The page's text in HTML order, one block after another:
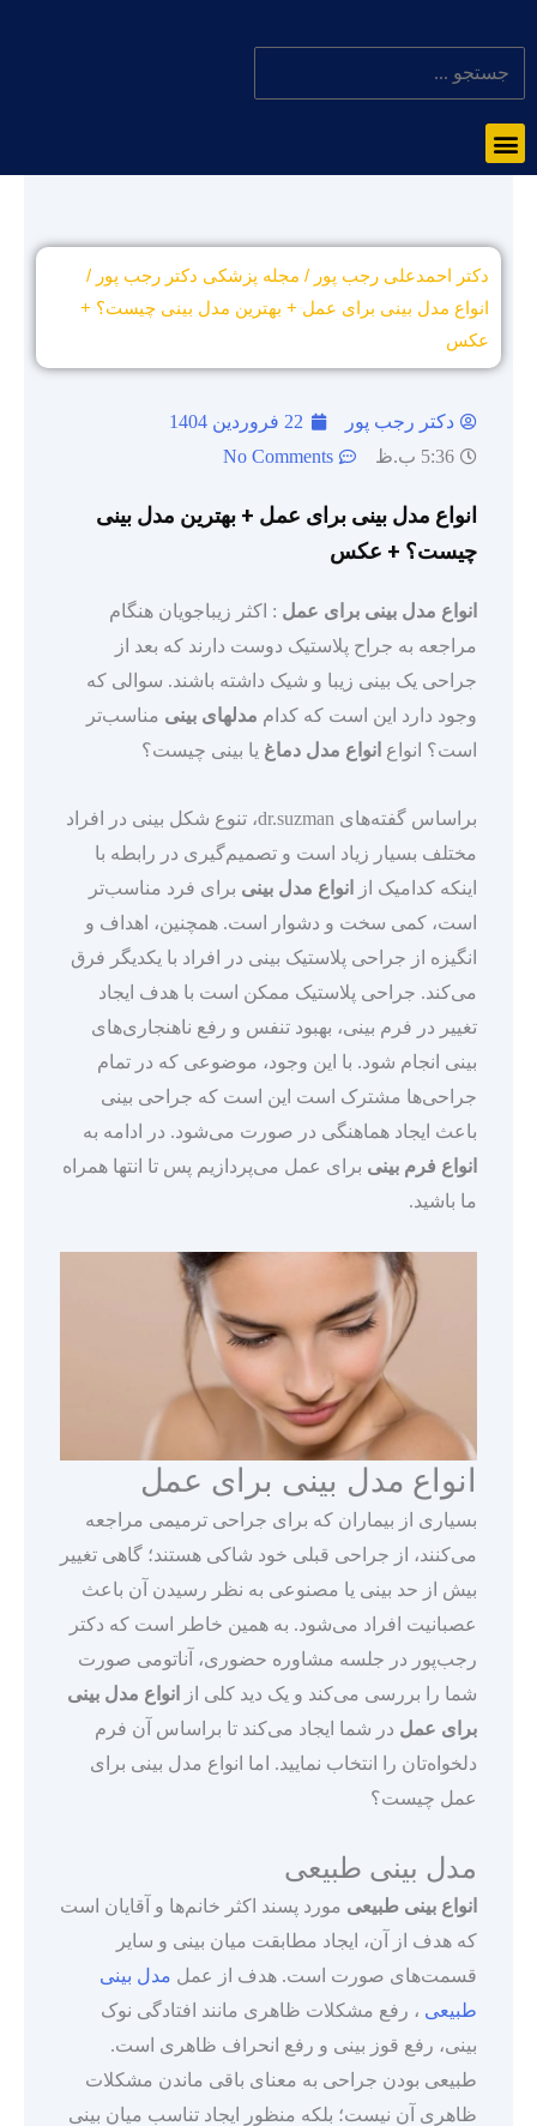
دکتر احمدعلی رجب پور / مجله پزشکی دکتر رجب پور /
انواع مدل بینی برای عمل + بهترین مدل بینی چیست؟ +
عکس
دکتر رجب پور
22 فروردین 1404
5:36 ب.ظ
No Comments
انواع مدل بینی برای عمل + بهترین مدل بینی
چیست؟ + عکس
انواع مدل بینی برای عمل : اکثر زیباجویان هنگام
مراجعه به جراح پلاستیک دوست دارند که بعد از
جراحی یک بینی زیبا و شیک داشته باشند. سوالی که
وجود دارد این است که کدام مدلهای بینی مناسب‌تر
است؟ انواع انواع مدل دماغ یا بینی چیست؟
براساس گفته‌های dr.suzman، تنوع شکل بینی در افراد
مختلف بسیار زیاد است و تصمیم‌گیری در رابطه با
اینکه کدامیک از
انواع مدل بینی برای فرد مناسب‌تر
است، کمی سخت و دشوار است. همچنین، اهداف و
انگیزه از جراحی پلاستیک بینی در افراد با یکدیگر فرق
می‌کند. جراحی پلاستیک ممکن است با هدف ایجاد
تغییر در فرم بینی، بهبود تنفس و رفع ناهنجاری‌های
بینی انجام شود. با این وجود، موضوعی که در تمام
جراحی‌ها مشترک است این است که جراحی بینی
باعث ایجاد هماهنگی در صورت می‌شود. در ادامه به
انواع فرم بینی برای عمل می‌پردازیم پس تا انتها همراه
ما باشید.
انواع مدل بینی برای عمل
بسیاری از بیماران که برای جراحی ترمیمی مراجعه
می‌کنند، از جراحی قبلی خود شاکی هستند؛ گاهی تغییر
بیش از حد بینی یا مصنوعی به نظر رسیدن آن باعث
عصبانیت افراد می‌شود. به همین خاطر است که دکتر
رجب‌پور در جلسه مشاوره حضوری، آناتومی صورت
شما را بررسی می‌کند و یک دید کلی از
انواع مدل بینی
برای عمل در شما ایجاد می‌کند تا براساس آن فرم
دلخواه‌تان را انتخاب نمایید. اما انواع مدل بینی برای
عمل چیست؟
مدل بینی طبیعی
انواع بینی طبیعی مورد پسند اکثر خانم‌ها و آقایان است
که هدف از آن، ایجاد مطابقت میان بینی و سایر
قسمت‌های صورت است. هدف از عمل مدل بینی
طبیعی ، رفع مشکلات ظاهری مانند افتادگی نوک
بینی، رفع قوز بینی و رفع انحراف ظاهری است.
طبیعی بودن جراحی به معنای باقی ماندن مشکلات
ظاهری آن نیست؛ بلکه منظور ایجاد تناسب میان بینی